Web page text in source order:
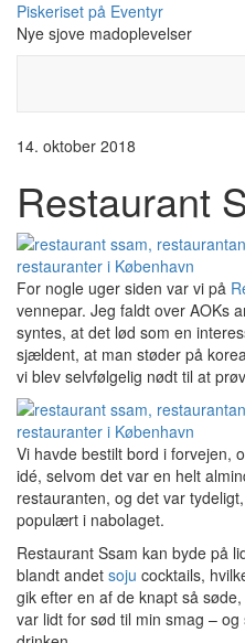
Skip
content
Piskeriset på Eventyr
Nye sjove madoplevelser
14. oktober 2018
Restaurant
For nogle uger siden var vi på
vennepar. Jeg faldt over AOKs
syntes, at det lød som en
sjældent, at man støder på
vi blev selvfølgelig nødt til at
Vi havde bestilt bord i forvejen,
idé, selvom det var en helt
restauranten, og det var
populært i nabolaget.
Restaurant Ssam kan byde på
blandt andet soju cocktails,
gik efter en af de knapt så
var lidt for sød til min smag –